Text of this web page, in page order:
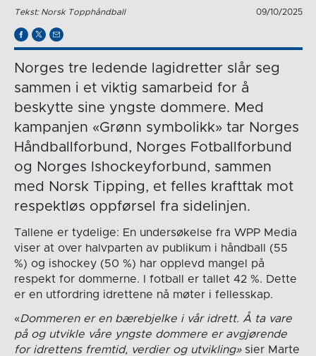
Tekst: Norsk Topphåndball 09/10/2025
Norges tre ledende lagidretter slår seg
sammen i et viktig samarbeid for å
beskytte sine yngste dommere. Med
kampanjen «Grønn symbolikk» tar Norges
Håndballforbund, Norges Fotballforbund
og Norges Ishockeyforbund, sammen
med Norsk Tipping, et felles krafttak mot
respektløs oppførsel fra sidelinjen.
Tallene er tydelige: En undersøkelse fra WPP Media
viser at over halvparten av publikum i håndball (55
%) og ishockey (50 %) har opplevd mangel på
respekt for dommerne. I fotball er tallet 42 %. Dette
er en utfordring idrettene nå møter i fellesskap.
«Dommeren er en bærebjelke i vår idrett. Å ta vare
på og utvikle våre yngste dommere er avgjørende
for idrettens fremtid, verdier og utvikling»sier Marte